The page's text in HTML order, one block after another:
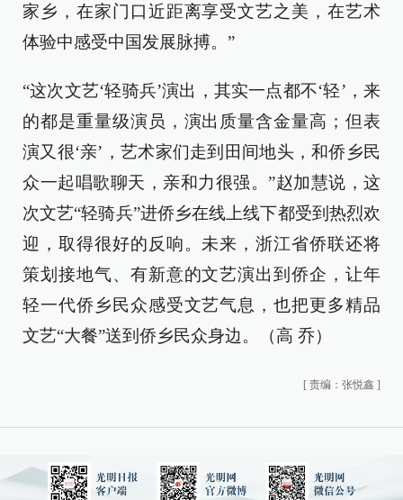
家乡，在家门口近距离享受文艺之美，在艺术
体验中感受中国发展脉搏。”
“这次文艺‘轻骑兵’演出，其实一点都不‘轻’，来
的都是重量级演员，演出质量含金量高；但表
演又很‘亲’，艺术家们走到田间地头，和侨乡民
众一起唱歌聊天，亲和力很强。”赵加慧说，这
次文艺“轻骑兵”进侨乡在线上线下都受到热烈欢
迎，取得很好的反响。未来，浙江省侨联还将
策划接地气、有新意的文艺演出到侨企，让年
轻一代侨乡民众感受文艺气息，也把更多精品
文艺“大餐”送到侨乡民众身边。（高 乔）
[ 责编：张悦鑫 ]